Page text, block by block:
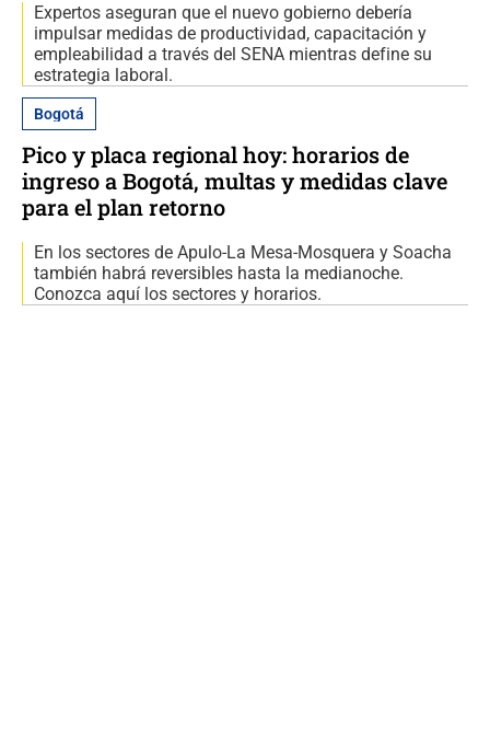
Expertos aseguran que el nuevo gobierno debería
impulsar medidas de productividad, capacitación y
empleabilidad a través del SENA mientras define su
estrategia laboral.
Bogotá
Pico y placa regional hoy: horarios de
ingreso a Bogotá, multas y medidas clave
para el plan retorno
En los sectores de Apulo-La Mesa-Mosquera y Soacha
también habrá reversibles hasta la medianoche.
Conozca aquí los sectores y horarios.